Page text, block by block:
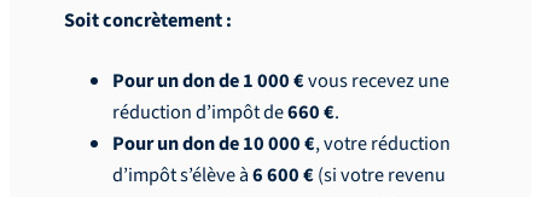
Soit concrètement :
Pour un don de 1 000 €vous recevez une
réduction d’impôt de660 €.
Pour un don de 10 000 €, votre réduction
d’impôt s’élève à6 600 €(si votre revenu